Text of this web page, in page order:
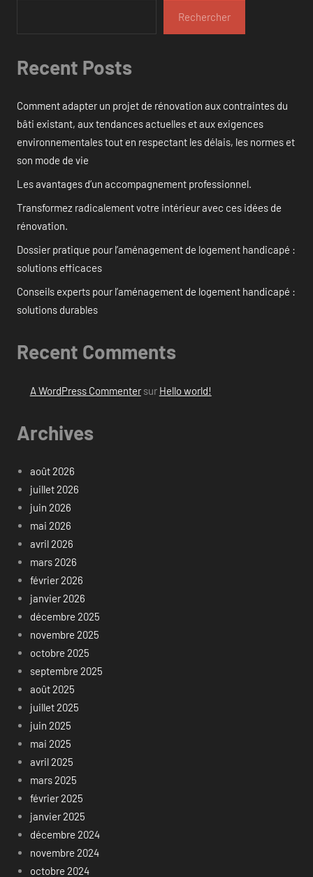
Rechercher
Recent Posts
Comment adapter un projet de rénovation aux contraintes du
bâti existant, aux tendances actuelles et aux exigences
environnementales tout en respectant les délais, les normes et
son mode de vie
Les avantages d’un accompagnement professionnel.
Transformez radicalement votre intérieur avec ces idées de
rénovation.
Dossier pratique pour l’aménagement de logement handicapé :
solutions efficaces
Conseils experts pour l’aménagement de logement handicapé :
solutions durables
Recent Comments
A WordPress Commentersur Hello world!
Archives
août 2026
juillet 2026
juin 2026
mai 2026
avril 2026
mars 2026
février 2026
janvier 2026
décembre 2025
novembre 2025
octobre 2025
septembre 2025
août 2025
juillet 2025
juin 2025
mai 2025
avril 2025
mars 2025
février 2025
janvier 2025
décembre 2024
novembre 2024
octobre 2024